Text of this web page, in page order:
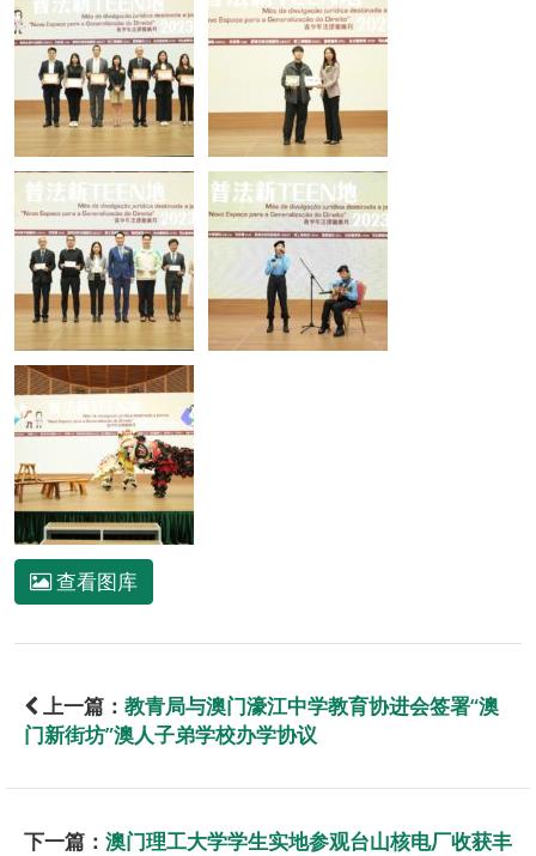
查看图库
上一篇： 教青局与澳门濠江中学教育协进会签署“澳
门新街坊”澳人子弟学校办学协议
下一篇： 澳门理工大学学生实地参观台山核电厂收获丰